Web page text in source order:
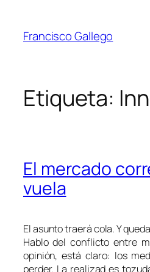
contenido
Francisco Gallego
Etiqueta:
El mercado
vuela
El asunto traerá cola. Y
Hablo del conflicto entre
opinión, está claro: los
perder. La realizad es